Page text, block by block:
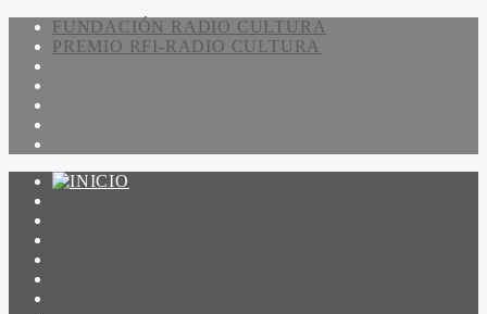
FUNDACIÓN RADIO CULTURA
PREMIO RFI-RADIO CULTURA